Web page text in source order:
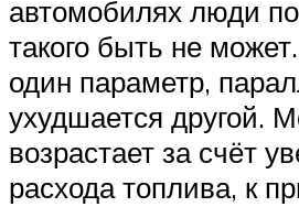
автомобилях люди
такого быть не
один параметр,
ухудшается другой.
возрастает за счёт
расхода топлива, к